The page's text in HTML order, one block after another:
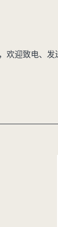
欢迎致电、发